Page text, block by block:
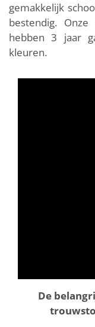
gemakkelijk
bestendig. Onze
hebben 3 jaar
kleuren.
De